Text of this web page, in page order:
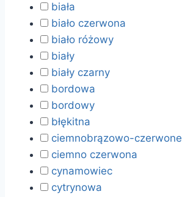
biała
biało czerwona
biało różowy
biały
biały czarny
bordowa
bordowy
błękitna
ciemnobrązowo-czerwone
ciemno czerwona
cynamowiec
cytrynowa